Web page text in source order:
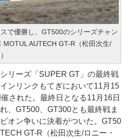
で優勝し、GT500のシリーズチャン
MOTUL AUTECH GT-R（松田次生/
リーズ「SUPER GT」の最終戦
ンリンクもてぎにおいて11月15
された。最終日となる11月16日
、GT500、GT300とも最終戦ま
オン争いに決着がついた。GT50
GT-R（松田次生/ロニー・